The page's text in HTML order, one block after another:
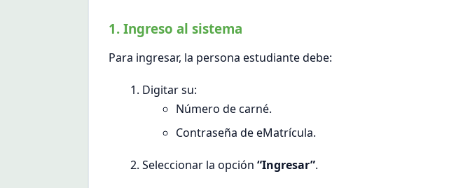
1. Ingreso al sistema
Para ingresar, la persona estudiante debe:
Digitar su:
Número de carné.
Contraseña de eMatrícula.
Seleccionar la opción “Ingresar”.